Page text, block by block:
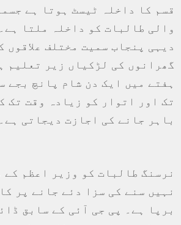
قسم کا داخلہ ٹیسٹ ہوتا ہے
والی طالبات کو داخلہ ملتا
دیہی پنجاب سمیت مختلف علاقوں
گھرانوں کی لڑکیاں زیر تعلیم
ہفتے میں ایک دن شام پانچ بجے
تک اور اتوار کو زیادہ وقت تک
باہر جانے کی اجازت دیجاتی ہے۔
نرسنگ طالبات کو وزیر اعظم کے
نہیں سنے کی سزا دئے جانے پر
برپا ہے۔ پی جی آئی کے سابق